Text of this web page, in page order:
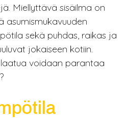
Miellyttävä sisäilma on
asumismukavuuden
sekä puhdas, raikas ja
jokaiseen kotiin.
voidaan parantaa